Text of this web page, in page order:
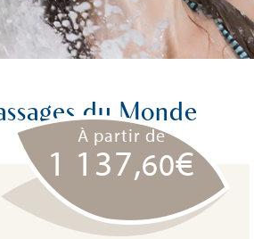
du Monde
À partir de
1 137,60€